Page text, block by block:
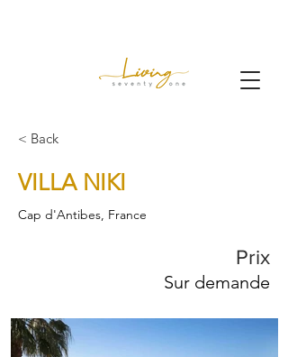
< Back
VILLA NIKI
Cap d'Antibes, France
Prix
Sur demande